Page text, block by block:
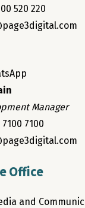
520 220
Manager
7100
Office
and